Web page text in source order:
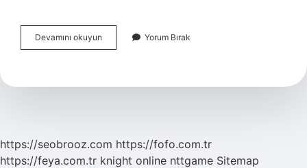
Devamını okuyun
Bıçak
Sola
Yorum Bırak
https://seobrooz.com https://fofo.com.tr
https://feya.com.tr knight online nttgame Sitemap